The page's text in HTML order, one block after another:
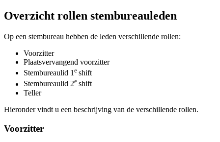
Overzicht rollen stembureauleden
Op een stembureau hebben de leden verschillende rollen:
Voorzitter
Plaatsvervangend voorzitter
Stembureaulid 1e shift
Stembureaulid 2e shift
Teller
Hieronder vindt u een beschrijving van de verschillende rollen.
Voorzitter